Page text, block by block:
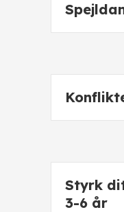
Styrk
3-6 år